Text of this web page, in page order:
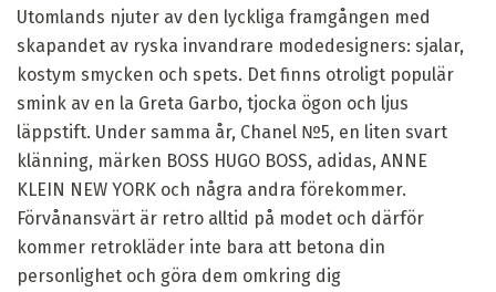
Utomlands njuter av den lyckliga framgången med
skapandet av ryska invandrare modedesigners: sjalar,
kostym smycken och spets. Det finns otroligt populär
smink av en la Greta Garbo, tjocka ögon och ljus
läppstift. Under samma år, Chanel №5, en liten svart
klänning, märken BOSS HUGO BOSS, adidas, ANNE
KLEIN NEW YORK och några andra förekommer.
Förvånansvärt är retro alltid på modet och därför
kommer retrokläder inte bara att betona din
personlighet och göra dem omkring dig